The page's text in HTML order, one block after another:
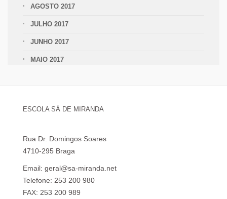
AGOSTO 2017
JULHO 2017
JUNHO 2017
MAIO 2017
ESCOLA SÁ DE MIRANDA
Rua Dr. Domingos Soares
4710-295 Braga
Email: geral@sa-miranda.net
Telefone: 253 200 980
FAX: 253 200 989